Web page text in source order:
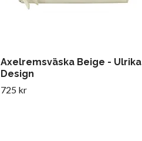
Axelremsväska Beige - Ulrika
Design
725 kr